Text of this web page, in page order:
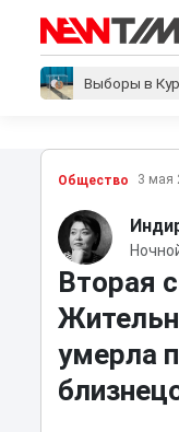
Выборы в
Общество 3 мая
Вторая
умерла